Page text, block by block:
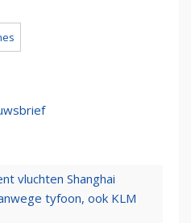
vluchten Shanghai
tyfoon, ook KLM